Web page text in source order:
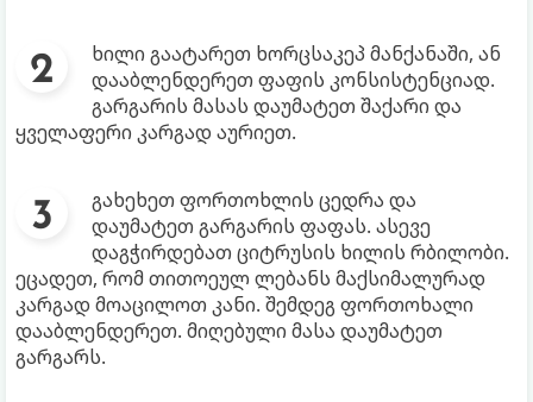
ხილი გაატარეთ ხორცსაკეპ მანქანაში, ან
დააბლენდერეთ ფაფის კონსისტენციად.
გარგარის მასას დაუმატეთ შაქარი და
ყველაფერი კარგად აურიეთ.
გახეხეთ ფორთოხლის ცედრა და
დაუმატეთ გარგარის ფაფას. ასევე
დაგჭირდებათ ციტრუსის ხილის რბილობი.
ეცადეთ, რომ თითოეულ ლებანს მაქსიმალურად
კარგად მოაცილოთ კანი. შემდეგ ფორთოხალი
დააბლენდერეთ. მიღებული მასა დაუმატეთ
გარგარს.